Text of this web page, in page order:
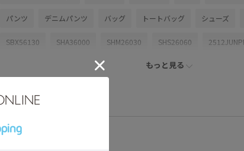
パンツ デニムパンツ バッグ トートバッグ シューズ
SBX56130 SHA36000 SHM26030 SHS26060
26SS_salon_BAG_SHOSE
しっかりホールド
もっと見る